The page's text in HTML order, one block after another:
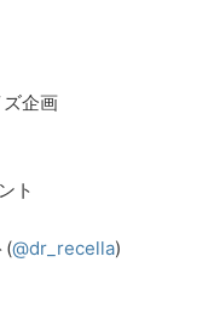
企画
ト
(@dr_recella)